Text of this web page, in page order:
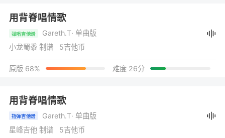
用背脊唱情歌
弹唱吉他谱 Gareth.T· 单曲版
小龙蜀黍 制谱 5吉他币
原版 68% 难度 26分
用背脊唱情歌
指弹吉他谱 Gareth.T· 单曲版
星峰吉他 制谱 5吉他币